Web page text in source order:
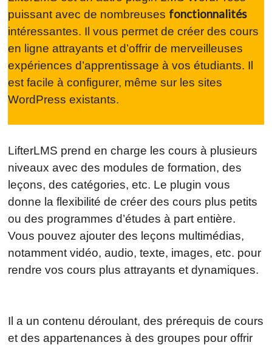
puissant avec de nombreuses fonctionnalités
intéressantes. Il vous permet de créer des cours
en ligne attrayants et d’offrir de merveilleuses
expériences d’apprentissage à vos étudiants. Il
est facile à configurer, même sur les sites
WordPress existants.
LifterLMS prend en charge les cours à plusieurs
niveaux avec des modules de formation, des
leçons, des catégories, etc. Le plugin vous
donne la flexibilité de créer des cours plus petits
ou des programmes d’études à part entière.
Vous pouvez ajouter des leçons multimédias,
notamment vidéo, audio, texte, images, etc. pour
rendre vos cours plus attrayants et dynamiques.
Il a un contenu déroulant, des prérequis de cours
et des appartenances à des groupes pour offrir